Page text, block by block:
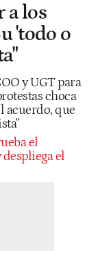
a los
'todo o
y UGT para
choca
acuerdo, que
el
el